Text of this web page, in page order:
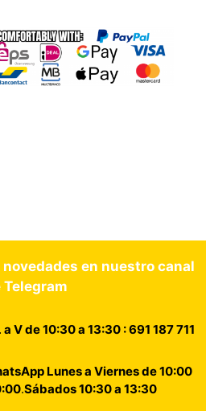
en nuestro canal
Telegram
V de 10:30 a 13:30 : 691 187 711
Lunes a Viernes de 10:00
.Sábados 10:30 a 13:30